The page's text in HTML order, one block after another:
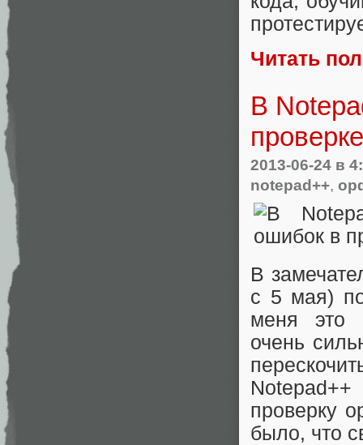
Читать
В
2013-06-24 в
notepad++,
В
с 5 мая)
меня это
очень
проверку
было, что